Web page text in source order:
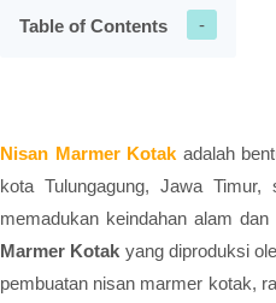
Table of Contents
Nisan Marmer Kotak adalah
kota Tulungagung, Jawa
memadukan keindahan alam
Marmer Kotak yang diproduksi
pembuatan nisan marmer kotak,